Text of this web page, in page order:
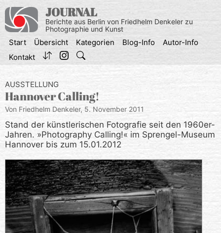
Inhalt
springen
JOURNAL
Berichte aus Berlin von Friedhelm Denkeler zu
Photographie und Kunst
Start Übersicht Kategorien Blog-Info
Autor-Info
Kontakt
AUSSTELLUNG
Hannover Calling!
Von Friedhelm Denkeler, 5. November 2011
Stand der künstlerischen Fotografie seit den 1960er-
Jahren. »Photography Calling!« im Sprengel-Museum
Hannover bis zum 15.01.2012